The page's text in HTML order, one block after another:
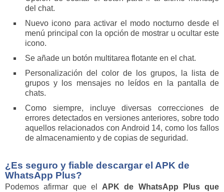
del chat.
Nuevo icono para activar el modo nocturno desde el
menú principal con la opción de mostrar u ocultar este
icono.
Se añade un botón multitarea flotante en el chat.
Personalización del color de los grupos, la lista de
grupos y los mensajes no leídos en la pantalla de
chats.
Como siempre, incluye diversas correcciones de
errores detectados en versiones anteriores, sobre todo
aquellos relacionados con Android 14, como los fallos
de almacenamiento y de copias de seguridad.
¿Es seguro y fiable descargar el APK de
WhatsApp Plus?
Podemos afirmar que el APK de WhatsApp Plus que